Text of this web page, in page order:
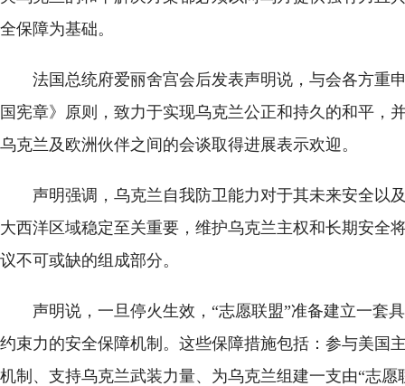
全保障为基础。
法国总统府爱丽舍宫会后发表声明说，与会各方重
国宪章》原则，致力于实现乌克兰公正和持久的和平，
乌克兰及欧洲伙伴之间的会谈取得进展表示欢迎。
声明强调，乌克兰自我防卫能力对于其未来安全以
大西洋区域稳定至关重要，维护乌克兰主权和长期安全
议不可或缺的组成部分。
声明说，一旦停火生效，“志愿联盟”准备建立一套
约束力的安全保障机制。这些保障措施包括：参与美国
机制、支持乌克兰武装力量、为乌克兰组建一支由“志愿